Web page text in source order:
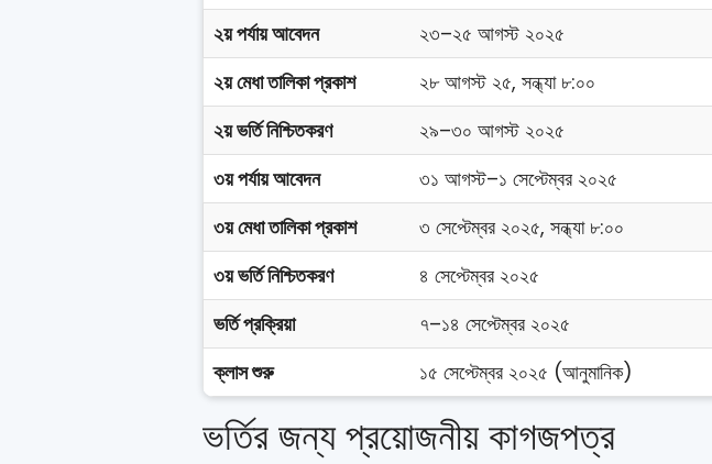
২য় পর্যায় আবেদন
২৩–২৫ আগস্ট ২০২৫
২য় মেধা তালিকা প্রকাশ
২৮ আগস্ট ২৫, সন্ধ্যা ৮:০০
২য় ভর্তি নিশ্চিতকরণ
২৯–৩০ আগস্ট ২০২৫
৩য় পর্যায় আবেদন
৩১ আগস্ট–১ সেপ্টেম্বর ২০২৫
৩য় মেধা তালিকা প্রকাশ
৩ সেপ্টেম্বর ২০২৫, সন্ধ্যা ৮:০০
৩য় ভর্তি নিশ্চিতকরণ
৪ সেপ্টেম্বর ২০২৫
ভর্তি প্রক্রিয়া
৭–১৪ সেপ্টেম্বর ২০২৫
ক্লাস শুরু
১৫ সেপ্টেম্বর ২০২৫ (আনুমানিক)
ভর্তির জন্য প্রয়োজনীয় কাগজপত্র